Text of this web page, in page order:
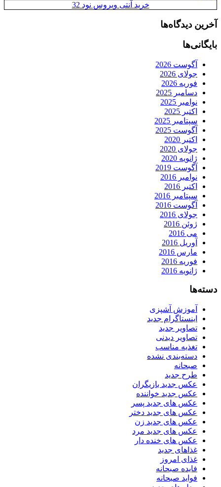
خرید آنتی ویروس نود 32
آخرین دیدگاه‌ها
بایگانی‌ها
آگوست 2026
جولای 2026
فوریه 2026
دسامبر 2025
نوامبر 2025
اکتبر 2025
سپتامبر 2025
آگوست 2025
اکتبر 2020
جولای 2020
ژانویه 2020
آگوست 2019
نوامبر 2016
اکتبر 2016
سپتامبر 2016
آگوست 2016
جولای 2016
ژوئن 2016
می 2016
آوریل 2016
مارس 2016
فوریه 2016
ژانویه 2016
دسته‌ها
آموزش آشپزی
اینستاگرام جدید
تصاویر جدید
تصاویر دیدنی
تغذیه مناسب
دسته‌بندی نشده
صبحانه
طرح جدید
عکس جدید بازیگران
عکس جدید خواننده
عکس های جدید پسر
عکس های جدید دختر
عکس های جدید زن
عکس های جدید مرد
عکس های خنده دار
غذاهای جدید
غذای امروز
فایده صبحانه
فواید صبحانه